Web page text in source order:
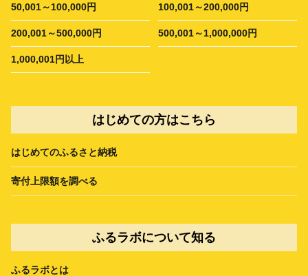
50,001～100,000円 100,001～200,000円
200,001～500,000円 500,001～1,000,000円
1,000,001円以上
はじめての方はこちら
はじめてのふるさと納税
寄付上限額を調べる
ふるラボについて知る
ふるラボとは